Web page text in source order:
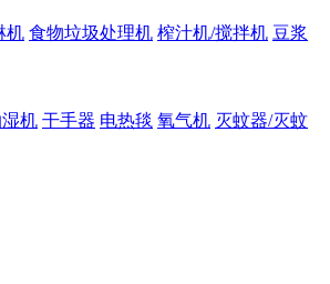
机 食物垃圾处理机 榨汁机/搅拌机 豆浆
机 干手器 电热毯 氧气机 灭蚊器/灭蚊